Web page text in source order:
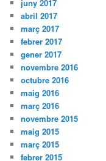
juny 2017
abril 2017
març 2017
febrer 2017
gener 2017
novembre 2016
octubre 2016
maig 2016
març 2016
novembre 2015
maig 2015
març 2015
febrer 2015